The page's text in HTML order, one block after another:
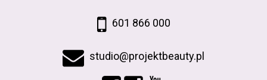
601 866 000
studio@projektbeauty.pl